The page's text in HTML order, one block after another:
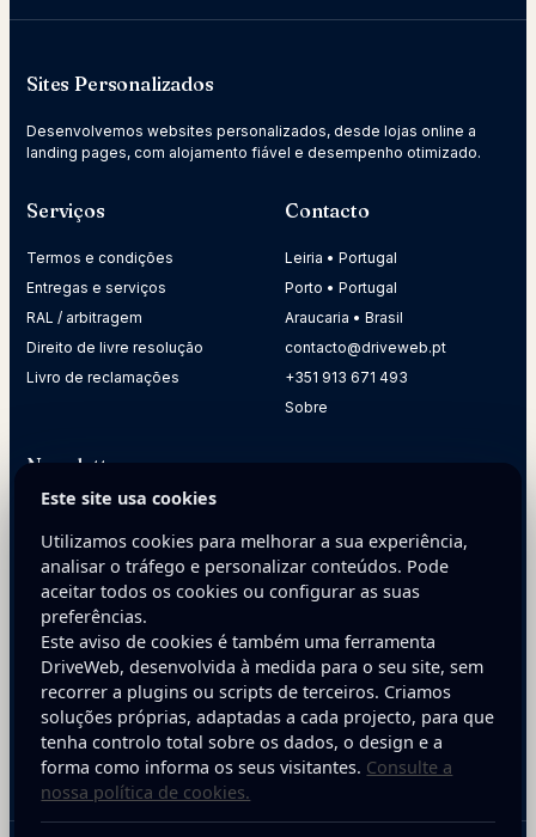
Sites Personalizados
Desenvolvemos websites personalizados, desde lojas online a
landing pages, com alojamento fiável e desempenho otimizado.
Serviços
Termos e condições
Entregas e serviços
RAL / arbitragem
Direito de livre resolução
Livro de reclamações
Contacto
Leiria • Portugal
Porto • Portugal
Araucaria • Brasil
contacto@driveweb.pt
+351 913 671 493
Sobre
Newsletter
sua empresa.
E-mail
Inscreva-se
Este site usa cookies
Utilizamos cookies para melhorar a sua experiência,
analisar o tráfego e personalizar conteúdos. Pode
aceitar todos os cookies ou configurar as suas
preferências.
Este aviso de cookies é também uma ferramenta
DriveWeb, desenvolvida à medida para o seu site, sem
recorrer a plugins ou scripts de terceiros. Criamos
soluções próprias, adaptadas a cada projecto, para que
tenha controlo total sobre os dados, o design e a
forma como informa os seus visitantes. Consulte a
nossa política de cookies.